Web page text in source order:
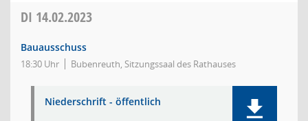
DI 14.02.2023
Bauausschuss
18:30 Uhr Bubenreuth, Sitzungssaal des Rathauses
Niederschrift - öffentlich